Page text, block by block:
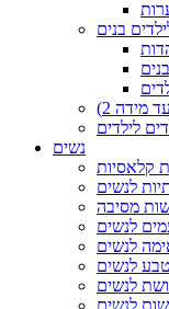
בנים
מידה 2)
לילדים
נשים
קלאסיות
לנשים
מסיבה
לנשים
לנשים
לנשים
לנשים
לנשים